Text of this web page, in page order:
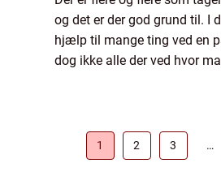
og det er der god grund til. I
hjælp til mange ting ved en
dog ikke alle der ved hvor
1 2 3 …